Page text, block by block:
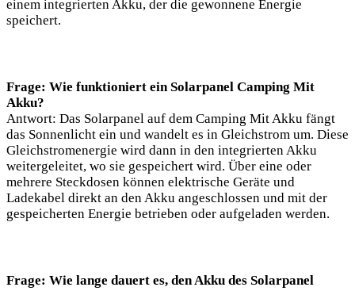
einem integrierten Akku, der die gewonnene Energie
speichert.
Frage: Wie funktioniert ein Solarpanel Camping Mit
Akku?
Antwort: Das Solarpanel auf dem Camping Mit Akku fängt
das Sonnenlicht ein und wandelt es in Gleichstrom um. Diese
Gleichstromenergie wird dann in den integrierten Akku
weitergeleitet, wo sie gespeichert wird. Über eine oder
mehrere Steckdosen können elektrische Geräte und
Ladekabel direkt an den Akku angeschlossen und mit der
gespeicherten Energie betrieben oder aufgeladen werden.
Frage: Wie lange dauert es, den Akku des Solarpanel